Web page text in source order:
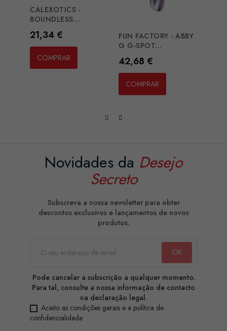
CALEXOTICS -
BOUNDLESS...
Preço
21,34 €
COMPRAR
FUN FACTORY - ABBY
G G-SPOT...
Preço
42,68 €
COMPRAR
Novidades da Desejo
Secreto
Subscreva a nossa newsletter para obter
descontos exclusivos e lançamentos de novos
produtos.
Pode cancelar a subscrição a qualquer momento.
Para tal, consulte a nossa informação de contacto
na declaração legal.
Aceito as condições gerais e a política de
confidencialidade